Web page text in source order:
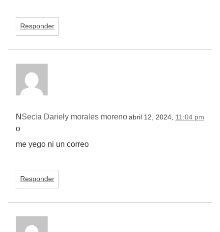
Responder
Secia Dariely morales moreno abril 12, 2024, 11:04 pm
N
o
me yego ni un correo
Responder